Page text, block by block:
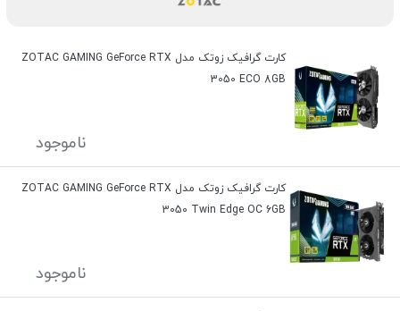
کارت گرافیک زوتک مدل ZOTAC GAMING GeForce RTX
3050 ECO 8GB
ناموجود
کارت گرافیک زوتک مدل ZOTAC GAMING GeForce RTX
3050 Twin Edge OC 6GB
ناموجود